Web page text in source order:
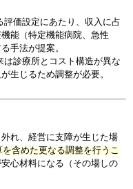
評価設定にあたり、収入に占
能（特定機能病院、急性
手法が提案。
は診療所とコスト構造が異な
生じるため調整が必要。
れ、経営に支障が生じた場
含めた更なる調整を行うこ
心材料になる（その場しの